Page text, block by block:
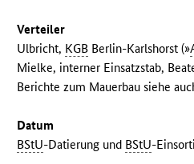
Verteiler
Ulbricht, KGB Berlin-Karlshorst (»
Mielke, interner Einsatzstab,
Berichte zum Mauerbau siehe
Datum
BStU-Datierung und BStU-